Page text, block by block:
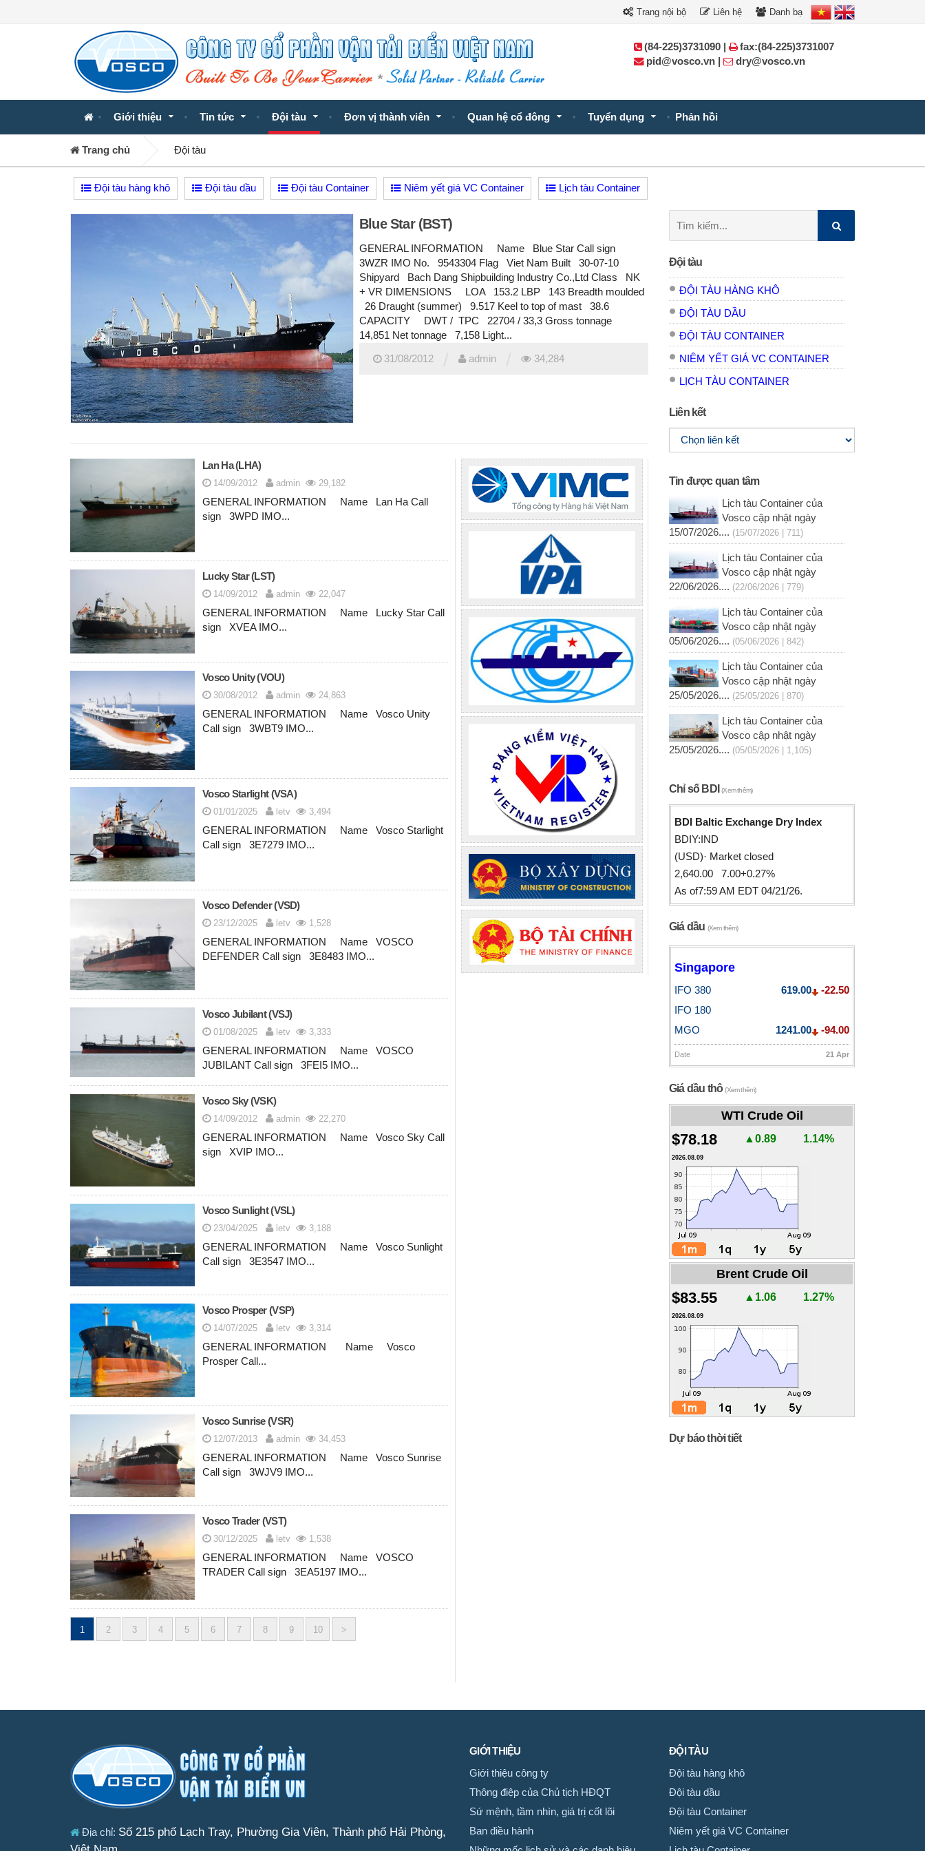
Trang nội bộ Liên hệ Danh bạ
Giới thiệu Tin tức Đội tàu Đơn vị thành viên Quan hệ cổ đông Tuyển dụng Phản hồi
(84-225)3731090 |
fax:(84-225)3731007
pid@vosco.vn |
dry@vosco.vn
Trang chủ Đội tàu
Đội tàu hàng khô Đội tàu dầu Đội tàu Container Niêm yết giá VC Container Lịch tàu Container
Blue Star (BST)
GENERAL INFORMATION Name Blue Star Call sign
3WZR IMO No. 9543304 Flag Viet Nam Built 30-07-10
Shipyard Bach Dang Shipbuilding Industry Co.,Ltd Class NK
+ VR DIMENSIONS LOA 153.2 LBP 143 Breadth moulded
26 Draught (summer) 9.517 Keel to top of mast 38.6
CAPACITY DWT / TPC 22704 / 33,3 Gross tonnage
14,851 Net tonnage 7,158 Light...
31/08/2012 admin 34,284
Lan Ha (LHA)
14/09/2012 admin 29,182
GENERAL INFORMATION Name Lan Ha Call
sign 3WPD IMO...
Lucky Star (LST)
14/09/2012 admin 22,047
GENERAL INFORMATION Name Lucky Star Call
sign XVEA IMO...
Vosco Unity (VOU)
30/08/2012 admin 24,863
GENERAL INFORMATION Name Vosco Unity
Call sign 3WBT9 IMO...
Vosco Starlight (VSA)
01/01/2025 letv 3,494
GENERAL INFORMATION Name Vosco Starlight
Call sign 3E7279 IMO...
Vosco Defender (VSD)
23/12/2025 letv 1,528
GENERAL INFORMATION Name VOSCO
DEFENDER Call sign 3E8483 IMO...
Vosco Jubilant (VSJ)
01/08/2025 letv 3,333
GENERAL INFORMATION Name VOSCO
JUBILANT Call sign 3FEI5 IMO...
Vosco Sky (VSK)
14/09/2012 admin 22,270
GENERAL INFORMATION Name Vosco Sky Call
sign XVIP IMO...
Vosco Sunlight (VSL)
23/04/2025 letv 3,188
GENERAL INFORMATION Name Vosco Sunlight
Call sign 3E3547 IMO...
Vosco Prosper (VSP)
14/07/2025 letv 3,314
GENERAL INFORMATION Name Vosco
Prosper Call...
Vosco Sunrise (VSR)
12/07/2013 admin 34,453
GENERAL INFORMATION Name Vosco Sunrise
Call sign 3WJV9 IMO...
Vosco Trader (VST)
30/12/2025 letv 1,538
GENERAL INFORMATION Name VOSCO
TRADER Call sign 3EA5197 IMO...
Posts
1 2 3 4 5 6 7 8 9 10 >
kiếm:
Đội tàu
ĐỘI TÀU HÀNG KHÔ
ĐỘI TÀU DẦU
ĐỘI TÀU CONTAINER
NIÊM YẾT GIÁ VC CONTAINER
LỊCH TÀU CONTAINER
Liên kết
Tin được quan tâm
Lịch tàu Container của
Vosco cập nhật ngày
15/07/2026.... (15/07/2026 | 711)
Lịch tàu Container của
Vosco cập nhật ngày
22/06/2026.... (22/06/2026 | 779)
Lịch tàu Container của
Vosco cập nhật ngày
05/06/2026.... (05/06/2026 | 842)
Lịch tàu Container của
Vosco cập nhật ngày
25/05/2026.... (25/05/2026 | 870)
Lịch tàu Container của
Vosco cập nhật ngày
25/05/2026.... (05/05/2026 | 1,105)
Chỉ số BDI(Xem thêm)
BDI Baltic Exchange Dry Index
BDIY:IND
(USD)· Market closed
2,640.00 7.00+0.27%
As of7:59 AM EDT 04/21/26.
Giá dầu (Xem thêm)
Singapore
IFO 380 619.00
-22.50
IFO 180
MGO
1241.00 -94.00
Date 21 Apr
Giá dầu thô(Xem thêm)
WTI Crude Oil
$78.18 ▲0.89 1.14%
2026.08.09
Brent Crude Oil
$83.55 ▲1.06 1.27%
2026.08.09
Dự báo thời tiết
Địa chỉ: Số 215 phố Lạch Tray, Phường Gia Viên, Thành phố Hải Phòng,
GIỚI THIỆU
Giới thiệu công ty
Thông điệp của Chủ tịch HĐQT
Sứ mệnh, tầm nhìn, giá trị cốt lõi
Ban điều hành
ĐỘI TÀU
Đội tàu hàng khô
Đội tàu dầu
Đội tàu Container
Niêm yết giá VC Container